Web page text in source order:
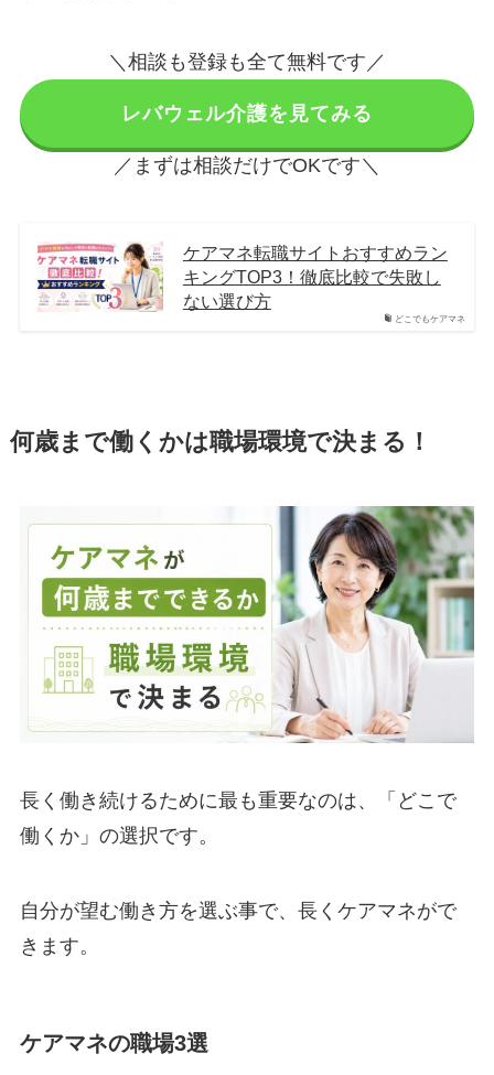
＼相談も登録も全て無料です／
レバウェル介護を見てみる
／まずは相談だけでOKです＼
どこでもケアマネ
ケアマネ転職サイトおすすめラン
キングTOP3！徹底比較で失敗し
ない選び方
何歳まで働くかは職場環境で決まる！
長く働き続けるために最も重要なのは、「どこで
働くか」の選択です。
自分が望む働き方を選ぶ事で、長くケアマネがで
きます。
ケアマネの職場3選